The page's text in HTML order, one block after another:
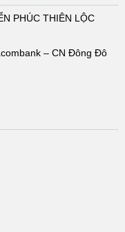
PHÚC THIÊN LỘC
– CN Đông Đô